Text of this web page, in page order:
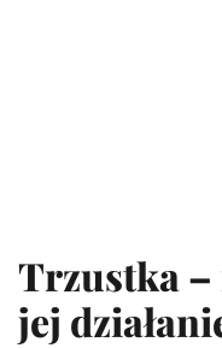
Trzustka –
jej